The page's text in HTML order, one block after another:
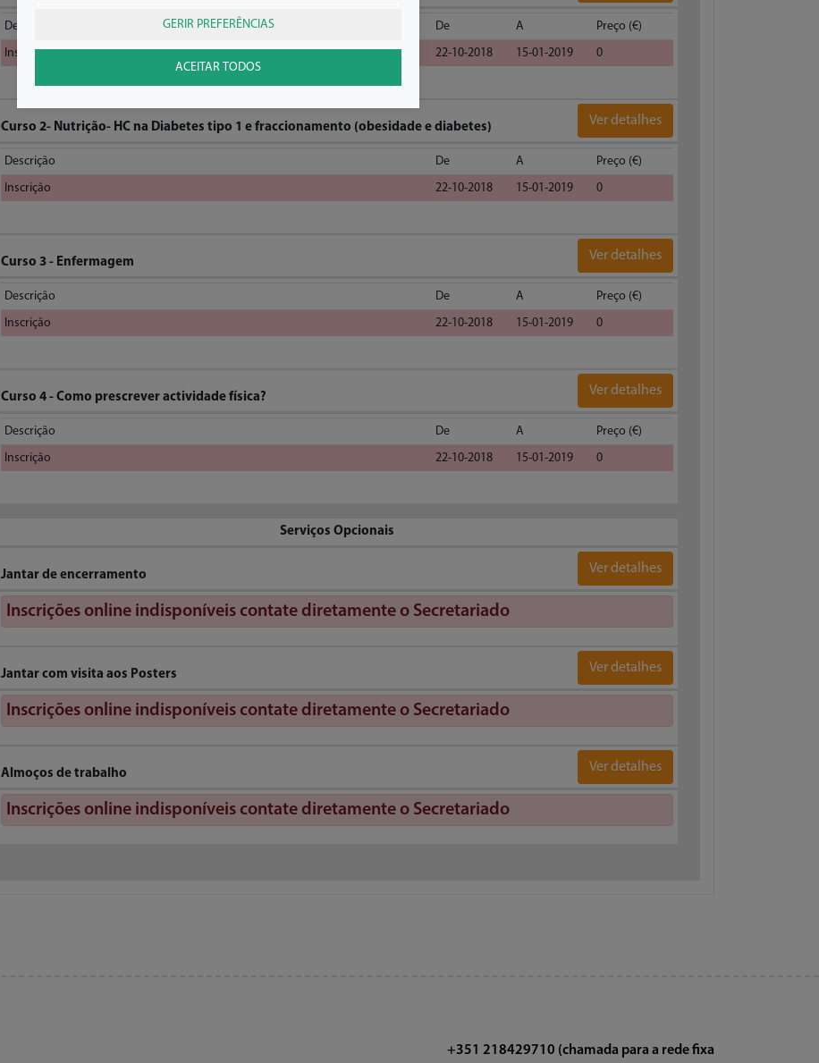
Descrição De A
Preço (€)
Inscrição
22-10-2018 15-01-2019 0
Curso 2- Nutrição- HC na Diabetes tipo 1 e fraccionamento (obesidade e diabetes) Ver detalhes
Descrição De A
Preço (€)
Inscrição
22-10-2018 15-01-2019 0
Curso 3 - Enfermagem Ver detalhes
Descrição De A
Preço (€)
Inscrição
22-10-2018 15-01-2019 0
Curso 4 - Como prescrever actividade física? Ver detalhes
Descrição De A
Preço (€)
Inscrição
22-10-2018 15-01-2019 0
Serviços Opcionais
Jantar de encerramento Ver detalhes
Inscrições online indisponíveis contate diretamente o Secretariado
Jantar com visita aos Posters Ver detalhes
Inscrições online indisponíveis contate diretamente o Secretariado
Almoços de trabalho Ver detalhes
Inscrições online indisponíveis contate diretamente o Secretariado
+351 218429710 (chamada para a rede fixa
GERIR PREFERÊNCIAS
ACEITAR TODOS